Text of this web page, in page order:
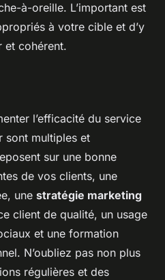
à-oreille. L’important est
à votre cible et d’y
et cohérent.
l’efficacité du service
sont multiples et
sur une bonne
de vos clients, une
une stratégie marketing
client de qualité, un usage
et une formation
N’oubliez pas non plus
régulières et des